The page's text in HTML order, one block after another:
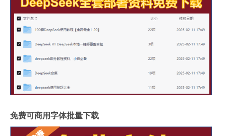
免费可商用字体批量下载